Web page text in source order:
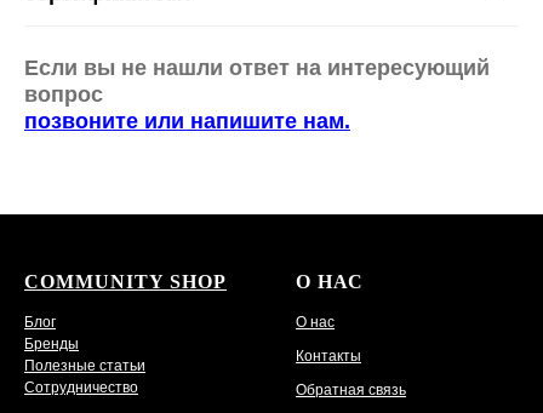
Если вы не нашли ответ на интересующий
вопрос
позвоните или напишите нам.
COMMUNITY SHOP
Блог
Бренды
Полезные статьи
Сотрудничество
О НАС
О нас
Контакты
Обратная связь